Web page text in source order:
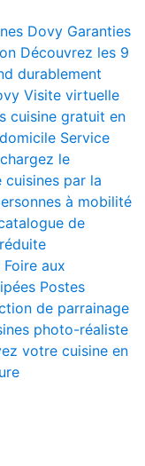
Dovy Garanties
Découvrez les 9
durablement
Visite virtuelle
cuisine gratuit en
Service
le
cuisines par la
à mobilité
de
Foire aux
Postes
de parrainage
photo-réaliste
votre cuisine en